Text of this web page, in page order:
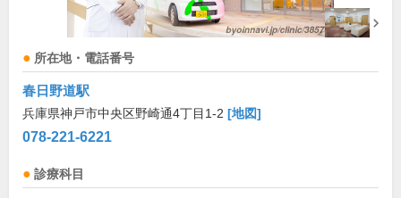
所在地・電話番号
春日野道駅
兵庫県神戸市中央区野崎通4丁目1-2 [地図]
078-221-6221
診療科目